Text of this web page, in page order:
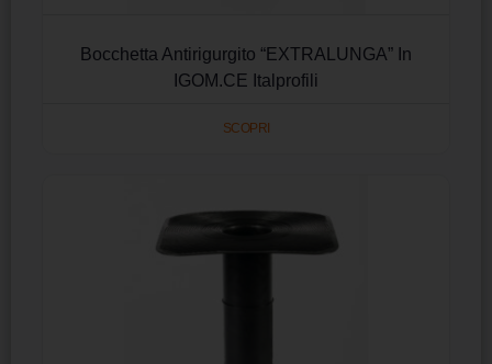
Bocchetta Antirigurgito “EXTRALUNGA” In
IGOM.CE Italprofili
SCOPRI